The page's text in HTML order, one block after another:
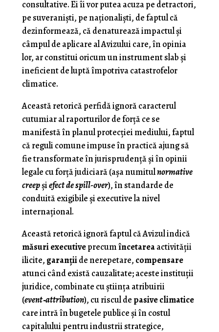
consultative. Ei îi vor putea acuza pe detractori,
pe suveranişti, pe naţionalişti, de faptul că
dezinformează, că denaturează impactul şi
câmpul de aplicare al Avizului care, în opinia
lor, ar constitui oricum un instrument slab şi
ineficient de luptă împotriva catastrofelor
climatice.
Această retorică perfidă ignoră caracterul
cutumiar al raporturilor de forţă ce se
manifestă în planul protecţiei mediului, faptul
că reguli comune impuse în practică ajung să
fie transformate în jurisprudenţă şi în opinii
legale cu forţă judiciară (aşa numitulnormative
creepşiefect de spill-over), în standarde de
conduită exigibile şi executive la nivel
internaţional.
Această retorică ignoră faptul că Avizul indică
măsuri executiveprecumîncetareaactivităţii
ilicite, garanțiide nerepetare, compensare
atunci când există cauzalitate; aceste instituţii
juridice, combinate cu știința atribuirii
(event‑attribution), cu riscul de pasive climatice
care intră în bugetele publice și în costul
capitalului pentru industrii strategice,